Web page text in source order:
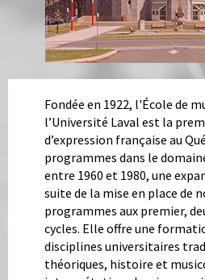
Fondée en 1922, l'École de
l’Université Laval est la
d’expression française au
programmes dans le
entre 1960 et 1980, une
suite de la mise en place de
programmes aux premier,
cycles. Elle offre une
disciplines universitaires
théoriques, histoire et